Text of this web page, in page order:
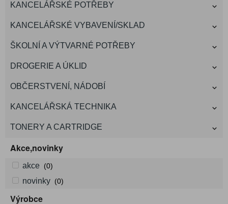
KANCELÁŘSKÉ POTŘEBY
KANCELÁŘSKÉ VYBAVENÍ/SKLAD
ŠKOLNÍ A VÝTVARNÉ POTŘEBY
DROGERIE A ÚKLID
OBČERSTVENÍ, NÁDOBÍ
KANCELÁŘSKÁ TECHNIKA
TONERY A CARTRIDGE
Akce,novinky
akce (0)
novinky (0)
Výrobce